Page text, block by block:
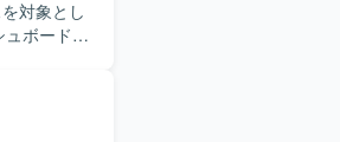
。コミュ
ボードの
件のす